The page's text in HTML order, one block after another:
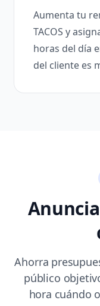
Aumenta tu
TACOS y
horas del día
del cliente es
Ahorra
público
hora cuándo